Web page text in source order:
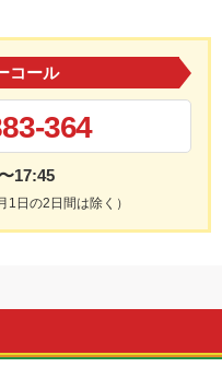
コール
364
17:45
1日の2日間は除く）